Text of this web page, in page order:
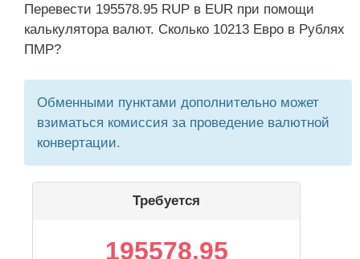
Перевести 195578.95 RUP в EUR при помощи
калькулятора валют. Сколько 10213 Евро в Рублях
ПМР?
Обменными пунктами дополнительно может
взиматься комиссия за проведение валютной
конвертации.
Требуется
195578.95